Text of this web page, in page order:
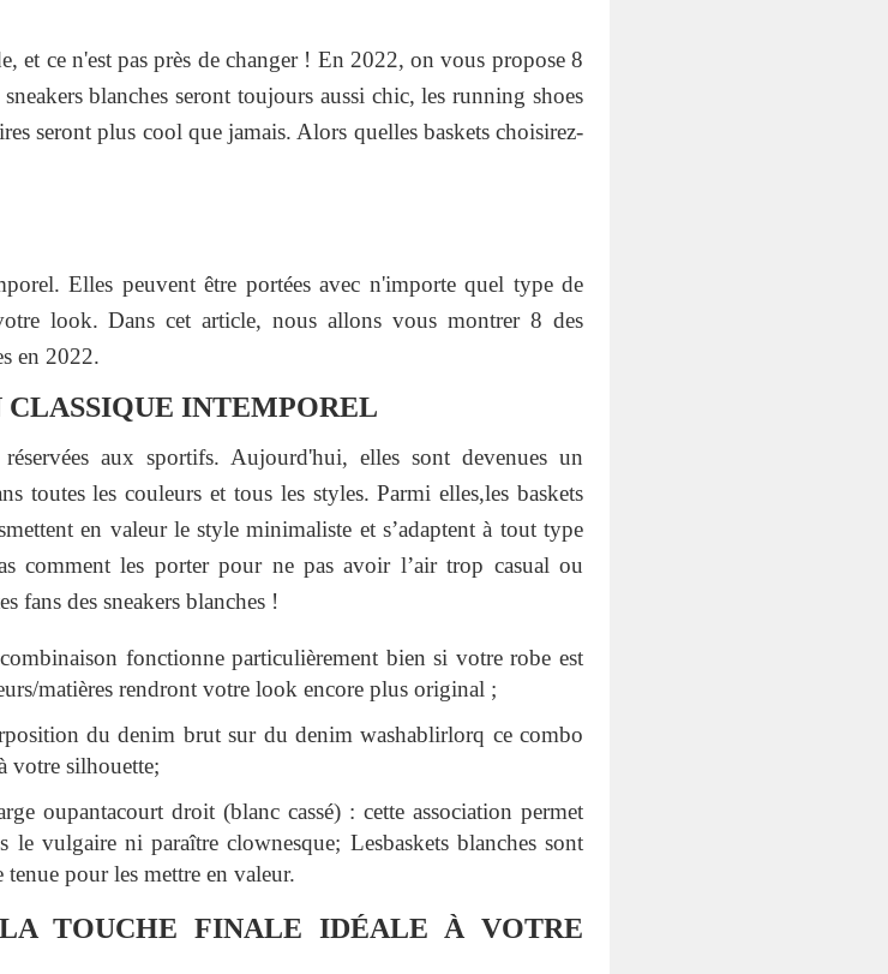
et ce n'est pas près de changer ! En 2022, on vous propose 8
blanches seront toujours aussi chic, les running shoes
seront plus cool que jamais. Alors quelles baskets choisirez-
Elles peuvent être portées avec n'importe quel type de
look. Dans cet article, nous allons vous montrer 8 des
en 2022.
CLASSIQUE INTEMPOREL
aux sportifs. Aujourd'hui, elles sont devenues un
toutes les couleurs et tous les styles. Parmi elles,les baskets
en valeur le style minimaliste et s’adaptent à tout type
comment les porter pour ne pas avoir l’air trop casual ou
fans des sneakers blanches !
fonctionne particulièrement bien si votre robe est
matières rendront votre look encore plus original ;
du denim brut sur du denim washablirlorq ce combo
votre silhouette;
oupantacourt droit (blanc cassé) : cette association permet
vulgaire ni paraître clownesque; Lesbaskets blanches sont
pour les mettre en valeur.
TOUCHE FINALE IDÉALE À VOTRE